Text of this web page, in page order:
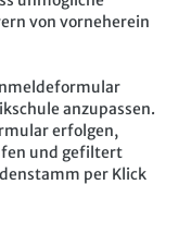
von vorneherein
anzupassen.
erfolgen,
und gefiltert
per Klick